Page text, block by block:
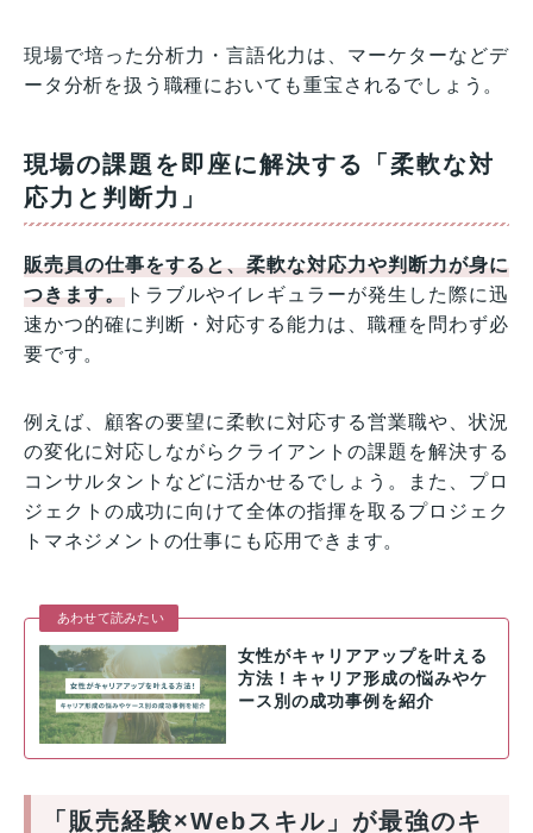
現場で培った分析力・言語化力は、マーケターなどデ
ータ分析を扱う職種においても重宝されるでしょう。
現場の課題を即座に解決する「柔軟な対
応力と判断力」
販売員の仕事をすると、柔軟な対応力や判断力が身に
つきます。 トラブルやイレギュラーが発生した際に迅
速かつ的確に判断・対応する能力は、職種を問わず必
要です。
例えば、顧客の要望に柔軟に対応する営業職や、状況
の変化に対応しながらクライアントの課題を解決する
コンサルタントなどに活かせるでしょう。また、プロ
ジェクトの成功に向けて全体の指揮を取るプロジェク
トマネジメントの仕事にも応用できます。
あわせて読みたい
女性がキャリアアップを叶える
方法！キャリア形成の悩みやケ
ース別の成功事例を紹介
「販売経験×Webスキル」が最強のキ